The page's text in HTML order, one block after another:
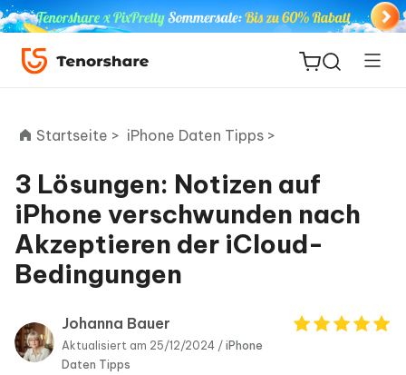
ReiBoot
for iOS
PDNob
Editor
Neu
iAnyGo
Startseite > iPhone Daten Tipps >
3 Lösungen: Notizen auf
iPhone verschwunden nach
Akzeptieren der iCloud-
Bedingungen
Johanna Bauer
Aktualisiert am 25/12/2024 / iPhone
Daten Tipps